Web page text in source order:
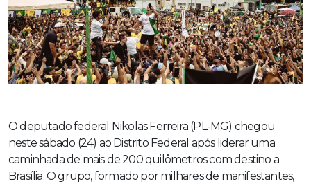
O deputado federal Nikolas Ferreira (PL-MG) chegou
neste sábado (24) ao Distrito Federal após liderar uma
caminhada de mais de 200 quilômetros com destino a
Brasília. O grupo, formado por milhares de manifestantes,